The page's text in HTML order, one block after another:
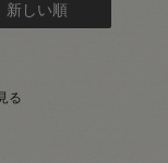
新しい順
る